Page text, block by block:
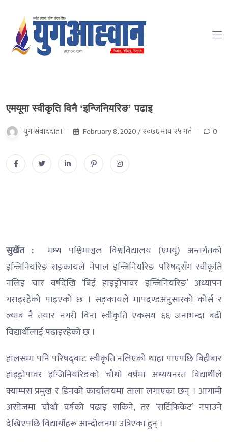
एमयूमा स्वीकृति विनै ‘इन्जिनियरिङ’ पढाइ
युग संवाददाता February 8, 2020 / २०७६ माघ २५ गते 0
सुर्खेत : मध्य पश्चिमाञ्चल विश्वविद्यालय (एमयू) अन्तर्गतको
इन्जिनियरिङ सङ्‌कायले नेपाल इन्जिनियरिङ परिषद्सँग स्वीकृति
नलिइ चार वर्षदेखि ‘बिई हाइड्रोपावर इन्जिनियरिङ’ अध्यापन
गराइरहेको पाइएको छ । सङ्‌कायले मापदण्डअनुसारको कोर्स र
ल्याब नै तयार नगरी विना स्वीकृति एकसय ६६ जनाभन्दा बढी
विद्यार्थीलाई पढाइरहेको छ ।
हालसम्म पनि परिषद्‌बाट स्वीकृति नलिएको थाहा पाएपछि बिहीबार
हाइड्रोपावर इन्जिनियरिङको चौथो वर्षमा अध्ययनरत विद्यार्थीले
क्याम्पस प्रमुख र डिनको कार्यालयमा ताला लगाएका छन् । आगामी
असोजमा चौथौ वर्षको पढाइ सकिने, तर ‘सर्टिफिकेट’ नपाउने
देखिएपछि विद्यार्थीहरू आन्दोलनमा उत्रिएका हुन् ।